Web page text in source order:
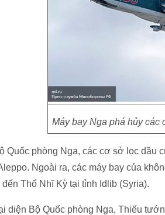
Máy bay Nga phá hủy các
Quốc phòng Nga, các cơ sở lọc dầu
Ngoài ra, các máy bay của
đến Thổ Nhĩ Kỳ tại tỉnh Idlib (Syria).
diện Bộ Quốc phòng Nga, Thiếu